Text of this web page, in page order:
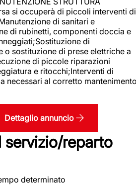
si occuperà di piccoli interventi di
di sanitari e
di rubinetti, componenti doccia e
di
o sostituzione di prese elettriche a
di piccole riparazioni
e ritocchi;Interventi di
necessari al corretto
Dettaglio annuncio
servizio/reparto
determinato